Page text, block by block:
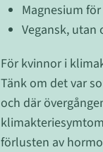
Magnesium
Vegansk,
För kvinnor i
Tänk om det var
och där
förlusten av